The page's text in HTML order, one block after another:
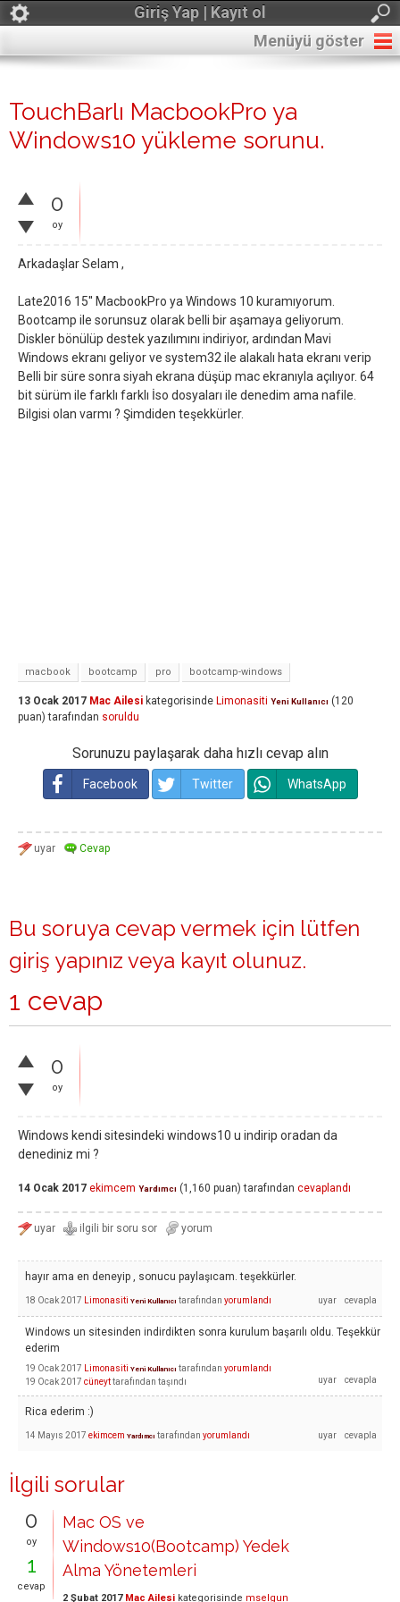
Giriş Yap | Kayıt ol
Menüyü göster
TouchBarlı MacbookPro ya
Windows10 yükleme sorunu.
0
oy
Arkadaşlar Selam ,
Late2016 15'' MacbookPro ya Windows 10 kuramıyorum.
Bootcamp ile sorunsuz olarak belli bir aşamaya geliyorum.
Diskler bönülüp destek yazılımını indiriyor, ardından Mavi
Windows ekranı geliyor ve system32 ile alakalı hata ekranı verip
Belli bir süre sonra siyah ekrana düşüp mac ekranıyla açılıyor. 64
bit sürüm ile farklı farklı İso dosyaları ile denedim ama nafile.
Bilgisi olan varmı ? Şimdiden teşekkürler.
macbook bootcamp pro bootcamp-windows
13 Ocak 2017 Mac Ailesi kategorisinde Limonasiti Yeni Kullanıcı (120
puan) tarafından soruldu
Sorunuzu paylaşarak daha hızlı cevap alın
Facebook Twitter WhatsApp
Bu soruya cevap vermek için lütfen
giriş yapınız veya kayıt olunuz.
1 cevap
0
oy
Windows kendi sitesindeki windows10 u indirip oradan da
denediniz mi ?
14 Ocak 2017 ekimcem Yardımcı (1,160 puan) tarafından cevaplandı
hayır ama en deneyip , sonucu paylaşıcam. teşekkürler.
18 Ocak 2017 Limonasiti Yeni Kullanıcı tarafından yorumlandı
Windows un sitesinden indirdikten sonra kurulum başarılı oldu. Teşekkür
ederim
19 Ocak 2017 Limonasiti Yeni Kullanıcı tarafından yorumlandı
19 Ocak 2017 cüneyttarafından taşındı
Rica ederim :)
14 Mayıs 2017 ekimcem Yardımcı tarafından yorumlandı
İlgili sorular
0
oy
1
cevap
Mac OS ve
Windows10(Bootcamp) Yedek
Alma Yönetemleri
2 Şubat 2017 Mac Ailesi kategorisinde mselgun